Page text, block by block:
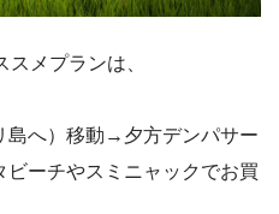
メプランは、
島へ）移動→夕方デンパサー
ーチやスミニャックでお買